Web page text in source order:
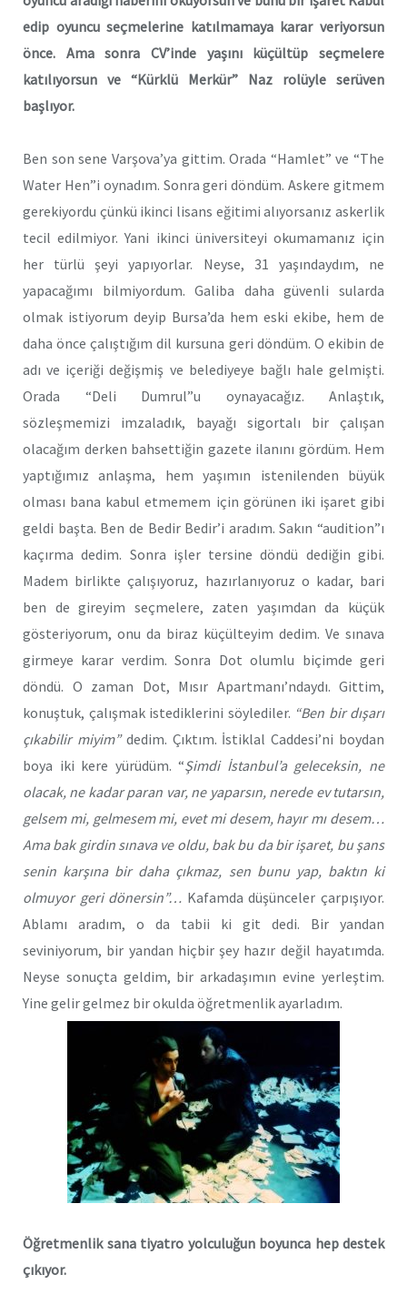
edip oyuncu seçmelerine katılmamaya karar veriyorsun
önce. Ama sonra CV’inde yaşını küçültüp seçmelere
katılıyorsun ve “Kürklü Merkür” Naz rolüyle serüven
başlıyor.
Ben son sene Varşova’ya gittim. Orada “Hamlet” ve “The
Water Hen”i oynadım. Sonra geri döndüm. Askere gitmem
gerekiyordu çünkü ikinci lisans eğitimi alıyorsanız askerlik
tecil edilmiyor. Yani ikinci üniversiteyi okumamanız için
her türlü şeyi yapıyorlar. Neyse, 31 yaşındaydım, ne
yapacağımı bilmiyordum. Galiba daha güvenli sularda
olmak istiyorum deyip Bursa’da hem eski ekibe, hem de
daha önce çalıştığım dil kursuna geri döndüm. O ekibin de
adı ve içeriği değişmiş ve belediyeye bağlı hale gelmişti.
Orada “Deli Dumrul”u oynayacağız. Anlaştık,
sözleşmemizi imzaladık, bayağı sigortalı bir çalışan
olacağım derken bahsettiğin gazete ilanını gördüm. Hem
yaptığımız anlaşma, hem yaşımın istenilenden büyük
olması bana kabul etmemem için görünen iki işaret gibi
geldi başta. Ben de Bedir Bedir’i aradım. Sakın “audition”ı
kaçırma dedim. Sonra işler tersine döndü dediğin gibi.
Madem birlikte çalışıyoruz, hazırlanıyoruz o kadar, bari
ben de gireyim seçmelere, zaten yaşımdan da küçük
gösteriyorum, onu da biraz küçülteyim dedim. Ve sınava
girmeye karar verdim. Sonra Dot olumlu biçimde geri
döndü. O zaman Dot, Mısır Apartmanı’ndaydı. Gittim,
konuştuk, çalışmak istediklerini söylediler. “Ben bir dışarı
çıkabilir miyim”dedim. Çıktım. İstiklal Caddesi’ni boydan
boya iki kere yürüdüm. “Şimdi İstanbul’a geleceksin, ne
olacak, ne kadar paran var, ne yaparsın, nerede ev tutarsın,
gelsem mi, gelmesem mi, evet mi desem, hayır mı desem…
Ama bak girdin sınava ve oldu, bak bu da bir işaret, bu şans
senin karşına bir daha çıkmaz, sen bunu yap, baktın ki
olmuyor geri dönersin”… Kafamda düşünceler çarpışıyor.
Ablamı aradım, o da tabii ki git dedi. Bir yandan
seviniyorum, bir yandan hiçbir şey hazır değil hayatımda.
Neyse sonuçta geldim, bir arkadaşımın evine yerleştim.
Yine gelir gelmez bir okulda öğretmenlik ayarladım.
Öğretmenlik sana tiyatro yolculuğun boyunca hep destek
çıkıyor.